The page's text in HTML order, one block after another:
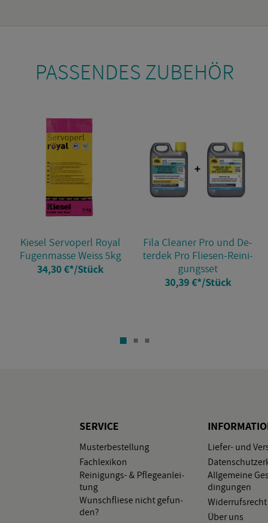
PAS­SEN­DES ZU­BE­HÖR
Kie­sel Serv­o­perl Royal
Fu­gen­mas­se Weiss 5kg
34,30 €*/Stück
Fila Clea­ner Pro und De­
ter­dek Pro Flie­sen-Rei­ni­
gungs­set
30,39 €*/Stück
SER­VICE
Mus­ter­be­stel­lung
Fach­le­xi­kon
Rei­ni­gungs- & Pfle­ge­an­lei­
tung
Wunsch­flie­se nicht ge­fun­
den?
Lie­fer- und
All­ge­mei­ne
din­gun­gen
Wi­der­rufs­recht
Über uns